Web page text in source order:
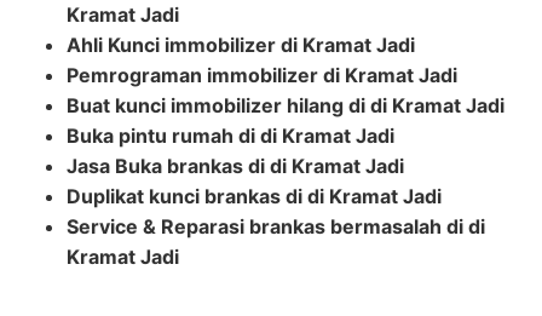
Kramat Jadi
Ahli Kunci immobilizer di Kramat Jadi
Pemrograman immobilizer di Kramat Jadi
Buat kunci immobilizer hilang di di Kramat Jadi
Buka pintu rumah di di Kramat Jadi
Jasa Buka brankas di di Kramat Jadi
Duplikat kunci brankas di di Kramat Jadi
Service & Reparasi brankas bermasalah di di
Kramat Jadi